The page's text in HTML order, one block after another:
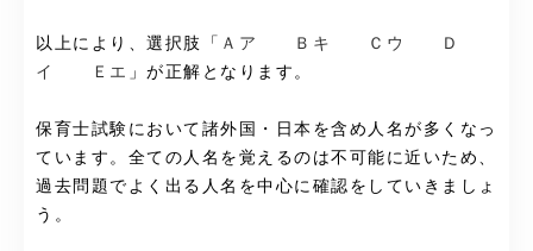
以上により、選択肢「 Ａア Ｂキ Ｃウ Ｄ
イ Ｅエ 」が正解となります。
保育士試験において諸外国・日本を含め人名が多くなっ
ています。全ての人名を覚えるのは不可能に近いため、
過去問題でよく出る人名を中心に確認をしていきましょ
う。